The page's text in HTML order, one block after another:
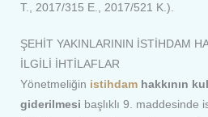
T., 2017/315 E., 2017/521 K.).
ŞEHİT YAKINLARININ İSTİHDAM
İLGİLİ İHTİLAFLAR
Yönetmeliğin istihdam hakkının
giderilmesi başlıklı 9. maddesinde